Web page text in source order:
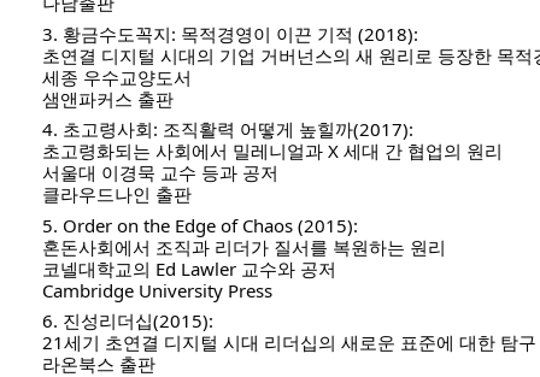
3. 황금수도꼭지: 목적경영이 이끈 기적 (2018):
초연결 디지털 시대의 기업 거버넌스의 새 원리로 등장한 목적
세종 우수교양도서
샘앤파커스 출판
4. 초고령사회: 조직활력 어떻게 높힐까(2017):
초고령화되는 사회에서 밀레니얼과 X 세대 간 협업의 원리
서울대 이경묵 교수 등과 공저
클라우드나인 출판
5. Order on the Edge of Chaos (2015):
혼돈사회에서 조직과 리더가 질서를 복원하는 원리
코넬대학교의 Ed Lawler 교수와 공저
Cambridge University Press
6. 진성리더십(2015):
21세기 초연결 디지털 시대 리더십의 새로운 표준에 대한 탐구
라온북스 출판